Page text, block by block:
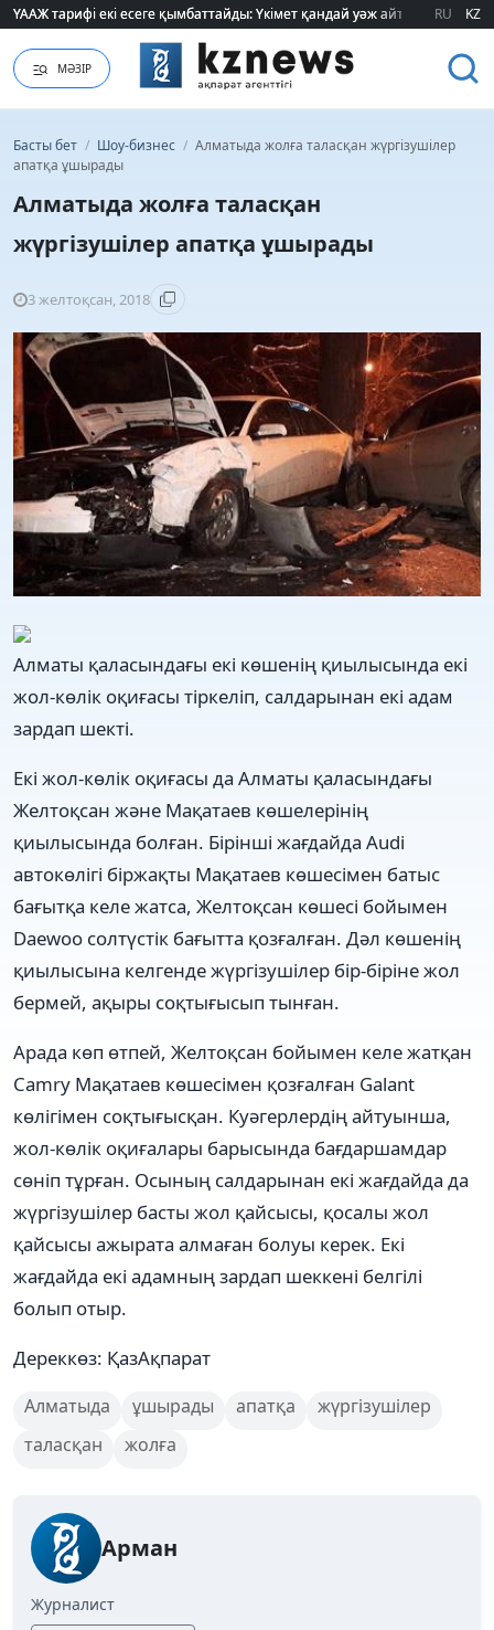
ҮААЖ тарифі екі есеге қымбаттайды: Үкімет қандай уәж айтады?
ҮААЖ тарифі екі есеге қымбаттайды: Үкімет қандай уәж айтады? RU KZ
МӘЗІР
Басты бет / Шоу-бизнес / Алматыда жолға таласқан жүргізушілер
апатқа ұшырады
Алматыда жолға таласқан
жүргізушілер апатқа ұшырады
3 желтоқсан, 2018
Алматы қаласындағы екі көшенің қиылысында екі
жол-көлік оқиғасы тіркеліп, салдарынан екі адам
зардап шекті.
Екі жол-көлік оқиғасы да Алматы қаласындағы
Желтоқсан және Мақатаев көшелерінің
қиылысында болған. Бірінші жағдайда Audi
автокөлігі біржақты Мақатаев көшесімен батыс
бағытқа келе жатса, Желтоқсан көшесі бойымен
Daewoo солтүстік бағытта қозғалған. Дәл көшенің
қиылысына келгенде жүргізушілер бір-біріне жол
бермей, ақыры соқтығысып тынған.
Арада көп өтпей, Желтоқсан бойымен келе жатқан
Camry Мақатаев көшесімен қозғалған Galant
көлігімен соқтығысқан. Куәгерлердің айтуынша,
жол-көлік оқиғалары барысында бағдаршамдар
сөніп тұрған. Осының салдарынан екі жағдайда да
жүргізушілер басты жол қайсысы, қосалы жол
қайсысы ажырата алмаған болуы керек. Екі
жағдайда екі адамның зардап шеккені белгілі
болып отыр.
Дереккөз: ҚазАқпарат
Алматыда ұшырады апатқа
жүргізушілер
таласқан
жолға
Арман
Журналист